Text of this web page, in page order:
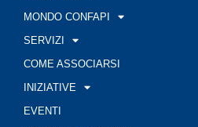
MONDO CONFAPI
SERVIZI
COME ASSOCIARSI
INIZIATIVE
EVENTI